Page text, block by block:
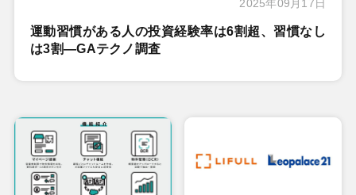
2025年09月17日
運動習慣がある人の投資経験率は6割超、習慣なし
は3割―GAテクノ調査